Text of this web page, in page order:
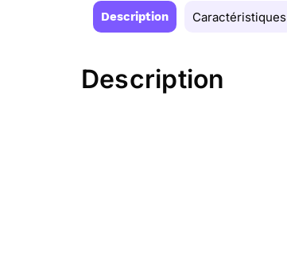
Description Caractéristiques
Description